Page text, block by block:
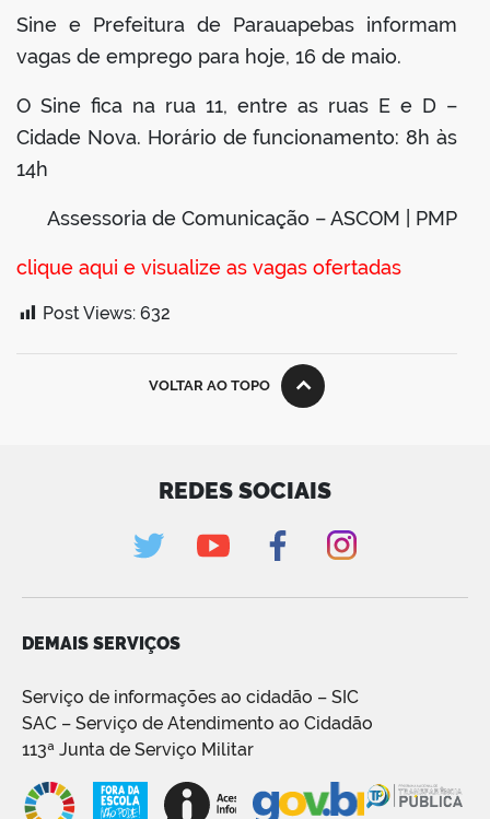
Sine e Prefeitura de Parauapebas informam
vagas de emprego para hoje, 16 de maio.
O Sine fica na rua 11, entre as ruas E e D –
Cidade Nova. Horário de funcionamento: 8h às
14h
Assessoria de Comunicação – ASCOM | PMP
clique aqui e visualize as vagas ofertadas
Post Views: 632
VOLTAR AO TOPO
REDES SOCIAIS
DEMAIS SERVIÇOS
Serviço de informações ao cidadão – SIC
SAC – Serviço de Atendimento ao Cidadão
113ª Junta de Serviço Militar